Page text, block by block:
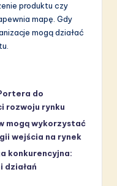
produktu czy
mapę. Gdy
mogą działać
do
rozwoju rynku
mogą wykorzystać
wejścia na rynek
konkurencyjna:
działań